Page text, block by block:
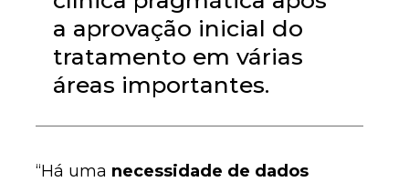
a aprovação inicial do
tratamento em várias
áreas importantes.
“Há uma necessidade de dados